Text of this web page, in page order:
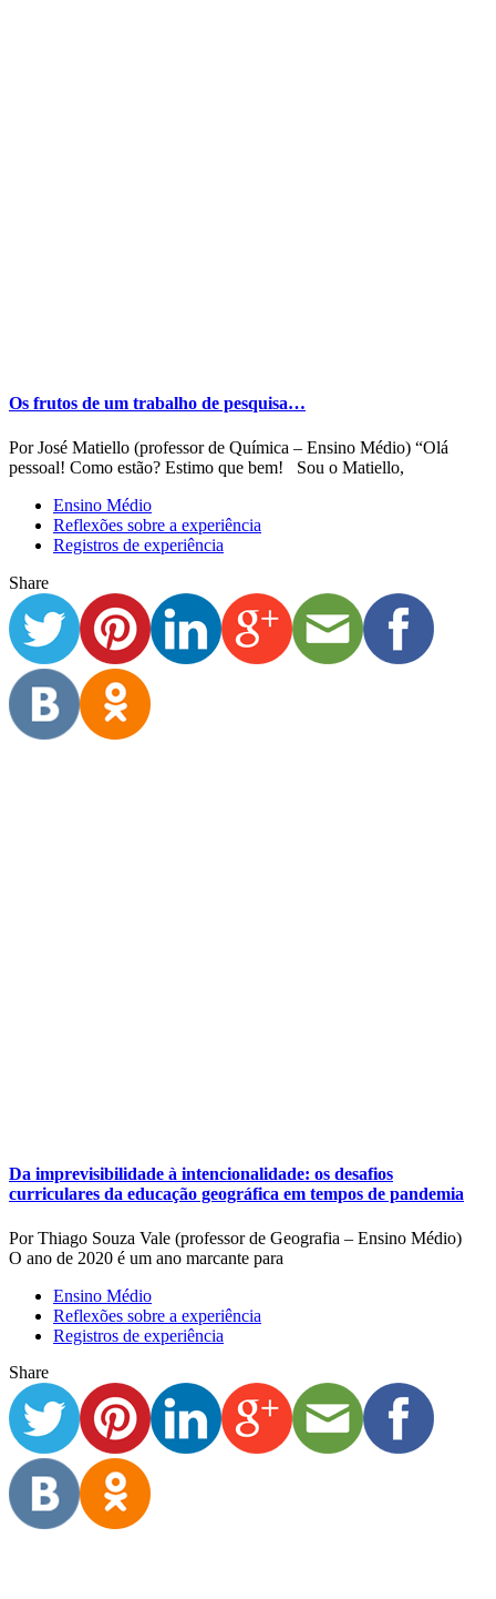
Os frutos de um trabalho de pesquisa…
Por José Matiello (professor de Química – Ensino Médio) “Olá
pessoal! Como estão? Estimo que bem! Sou o Matiello,
Ensino Médio
Reflexões sobre a experiência
Registros de experiência
Share
Da imprevisibilidade à intencionalidade: os desafios
curriculares da educação geográfica em tempos de pandemia
Por Thiago Souza Vale (professor de Geografia – Ensino Médio)
O ano de 2020 é um ano marcante para
Ensino Médio
Reflexões sobre a experiência
Registros de experiência
Share